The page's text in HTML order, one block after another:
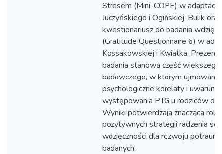
Stresem (Mini-COPE) w adaptacji
Juczyńskiego i Ogińskiej-Bulik oraz
kwestionariusz do badania
(Gratitude Questionnaire 6) w
Kossakowskiej i Kwiatka.
badania stanową część
badawczego, w którym ujmowano
psychologiczne korelaty i
występowania PTG u rodziców
Wyniki potwierdzają znaczącą rolę
pozytywnych strategii radzenia
wdzięczności dla rozwoju
badanych.